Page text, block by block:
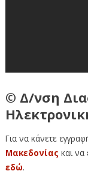
© Δ/νση
Για να κάνετε
Μακεδονίας και
εδώ.